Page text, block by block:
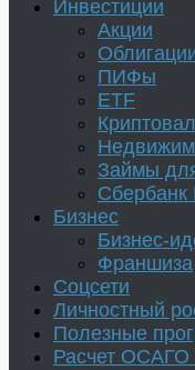
Инвестиции
Акции
ПИФы
ETF
Займы
Сбербанк
Бизнес
Бизнес-
Франшиза
Соцсети
Личностный
Полезные
Расчет ОСАГО